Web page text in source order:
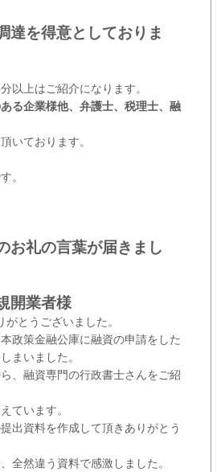
達を得意としておりま
以上はご紹介になります。
る企業様他、弁護士、税理士、融
いております。
。
お礼の言葉が届きまし
開業者様
とうございました。
政策金融公庫に融資の申請をした
まいました。
、融資専門の行政書士さんをご紹
ています。
出資料を作成して頂きありがとう
全然違う資料で感激しました。